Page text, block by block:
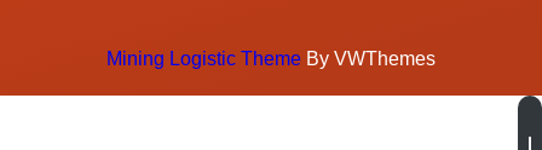
Mining Logistic Theme By VWThemes